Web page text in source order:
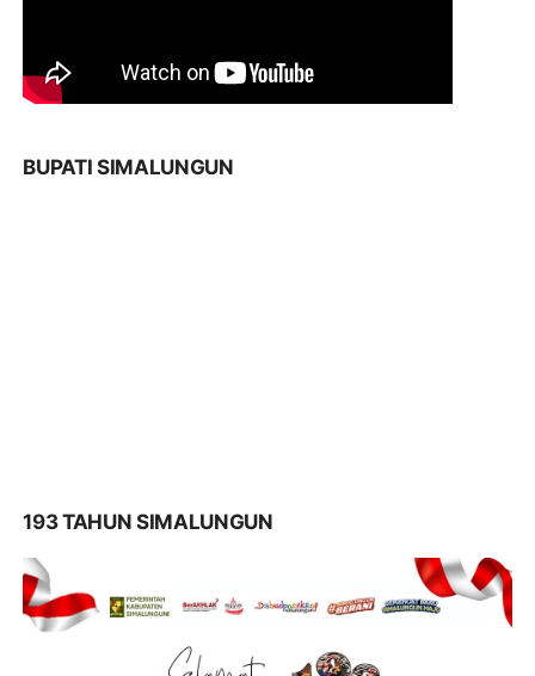
BUPATI SIMALUNGUN
193 TAHUN SIMALUNGUN